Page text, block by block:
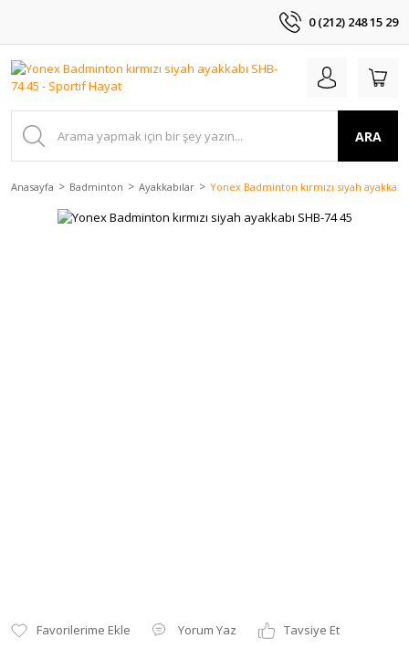
0 (212) 248 15 29
ARA
Anasayfa Badminton Ayakkabılar Yonex Badminton kırmızı siyah ayakkabı
Yorum Yaz
Tavsiye Et